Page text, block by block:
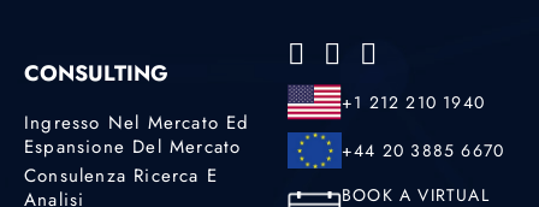
CONSULTING
Ingresso Nel Mercato Ed
Espansione Del Mercato
Consulenza Ricerca E
Analisi
+1 212 210 1940
+44 20 3885 6670
BOOK A VIRTUAL